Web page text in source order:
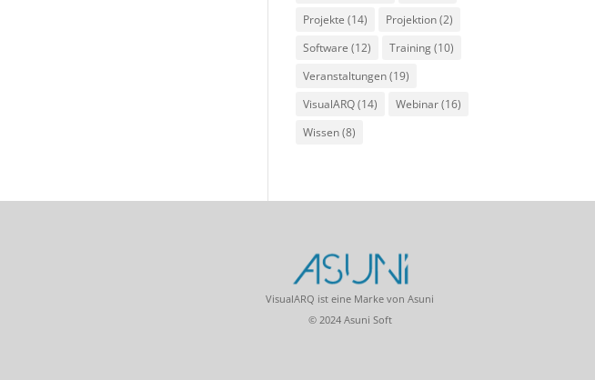
Projekte (14) Projektion(2)
Software (12) Training(10)
Veranstaltungen(19)
VisualARQ(14) Webinar(16)
Wissen(8)
VisualARQ ist eine Marke von Asuni
© 2024 Asuni Soft